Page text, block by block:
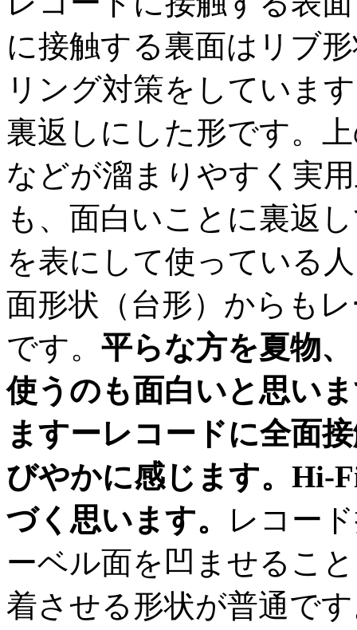
に接触する裏面はリブ
リング対策をしていま
裏返しにした形です。
などが溜まりやすく実
も、面白いことに裏返
を表にして使っている
面形状（台形）からも
です。 平らな方を夏物
使うのも面白いと思い
ますーレコードに全面
びやかに感じます。Hi-
づく思います。
レコー
ーベル面を凹ませるこ
着させる形状が普通で